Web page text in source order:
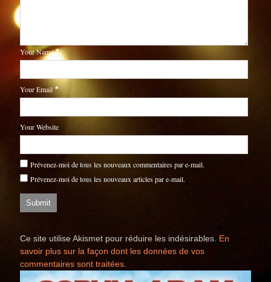
Your Name *
Your Email *
Your Website
Prévenez-moi de tous les nouveaux commentaires par e-mail.
Prévenez-moi de tous les nouveaux articles par e-mail.
Ce site utilise Akismet pour réduire les indésirables. En
savoir plus sur la façon dont les données de vos
commentaires sont traitées